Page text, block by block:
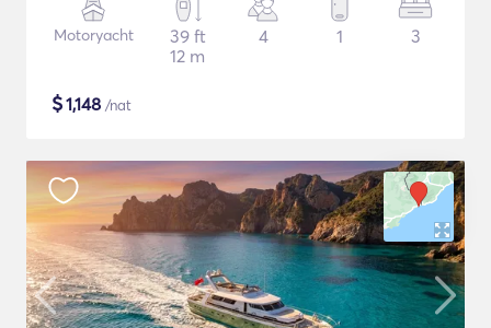
Motoryacht
39 ft
12 m
4 1 3
$1,148 /nat